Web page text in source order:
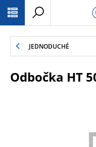
JEDNODUCHÉ
Odbočka HT